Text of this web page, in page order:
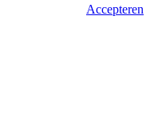
Accepteren